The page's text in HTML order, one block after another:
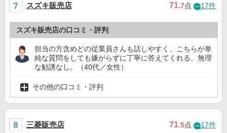
スズキ販売店 71.7点 17件
スズキ販売店の口コミ・評判
担当の方含めどの従業員さんも話しやすく、こちらが単
純な質問をしても嫌がらずに丁寧に答えてくれる。無理
な勧誘なし。（40代／女性）
その他の口コミ・評判
三菱販売店 71.5点 17件